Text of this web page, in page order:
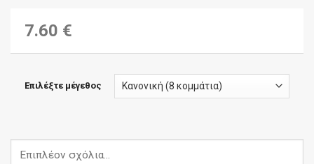
7.60 €
Επιλέξτε μέγεθος